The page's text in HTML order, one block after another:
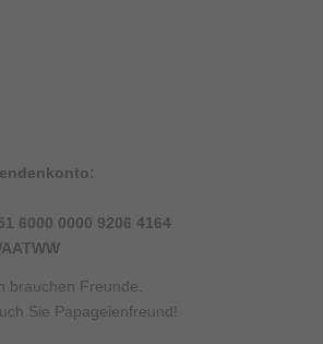
6000 0000 9206 4164
brauchen Freunde.
Sie Papageienfreund!